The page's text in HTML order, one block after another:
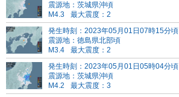
震源地：茨城県沖頃
M4.3
最大震度：2
発生時刻：2023年05月01日07時15分頃
震源地：徳島県北部頃
M3.4
最大震度：2
発生時刻：2023年05月01日05時04分頃
震源地：茨城県沖頃
M4.2
最大震度：3